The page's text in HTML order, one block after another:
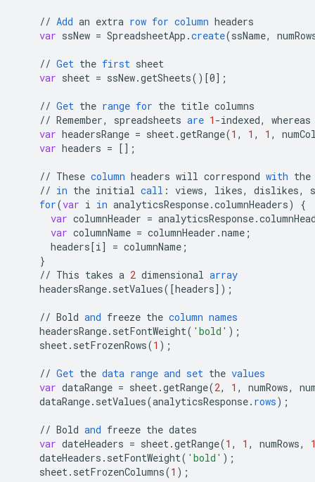
// Add an extra row for column headers
var ssNew = SpreadsheetApp .create(ssName,
// Get the first sheet
var sheet = ssNew.getSheets() [0] ;
// Get the range for the title columns
// Remember, spreadsheets are 1 -indexed,
whereas
var headersRange = sheet.getRange(1 , 1 , 1 ,
var headers = [] ;
// These column headers will correspond with the
// in the initial call : views, likes, dislikes,
for(var i in analyticsResponse.columnHeaders)
{
var columnHeader = analyticsResponse.
var columnName = columnHeader .name ;
headers[i] = columnName ;
}
// This takes a 2 dimensional array
headersRange. setValues( [headers] );
// Bold and freeze the column names
headersRange. setFontWeight( 'bold' );
sheet. setFrozenRows(1 );
// Get the data range and set the values
var dataRange = sheet.getRange(2, 1 , numRows,
dataRange. setValues(analyticsResponse. rows);
// Bold and freeze the dates
var dateHeaders = sheet.getRange(1 , 1 , numRows,
dateHeaders . setFontWeight( 'bold' );
sheet. setFrozenColumns(1 );